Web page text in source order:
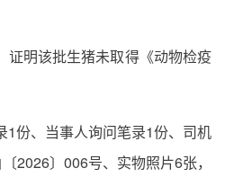
证明该批生猪未取得《动物检疫
1份、当事人询问笔录1份、司机
2026〕006号、实物照片6张，